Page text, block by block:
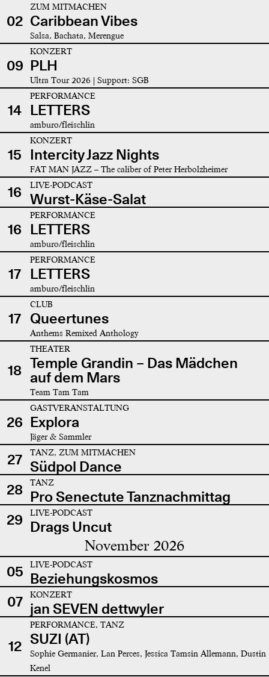
02
ZUM MITMACHEN
Caribbean Vibes
Salsa, Bachata, Merengue
09
KONZERT
PLH
Ultra Tour 2026 | Support: SGB
14
PERFORMANCE
LETTERS
amburo/fleischlin
15
KONZERT
Intercity Jazz Nights
FAT MAN JAZZ – The caliber of Peter Herbolzheimer
16 LIVE-PODCAST
Wurst-Käse-Salat
16
PERFORMANCE
LETTERS
amburo/fleischlin
17
PERFORMANCE
LETTERS
amburo/fleischlin
17
CLUB
Queertunes
Anthems Remixed Anthology
18
THEATER
Temple Grandin – Das Mädchen
auf dem Mars
Team Tam Tam
26
GASTVERANSTALTUNG
Explora
Jäger & Sammler
27 TANZ, ZUM MITMACHEN
Südpol Dance
28
TANZ
Pro Senectute Tanznachmittag
29
LIVE-PODCAST
Drags Uncut
November 2026
05 LIVE-PODCAST
Beziehungskosmos
07
KONZERT
jan SEVEN dettwyler
12
PERFORMANCE, TANZ
SUZI (AT)
Sophie Germanier, Lan Perces, Jessica Tamsin Allemann, Dustin
Kenel